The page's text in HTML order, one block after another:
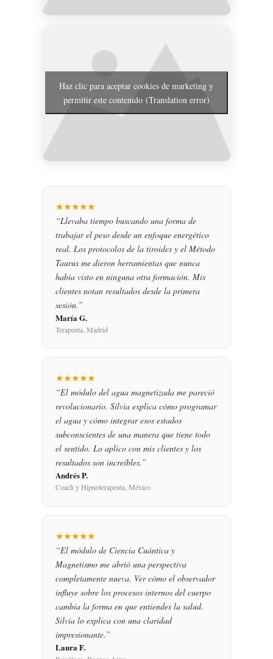
Haz clic para aceptar cookies de marketing y
permitir este contenido (Translation error)
★★★★★
“Llevaba tiempo buscando una forma de
trabajar el peso desde un enfoque energético
real. Los protocolos de la tiroides y el Método
Taurus me dieron herramientas que nunca
había visto en ninguna otra formación. Mis
clientes notan resultados desde la primera
sesión.”
María G.
Terapeuta, Madrid
★★★★★
“El módulo del agua magnetizada me pareció
revolucionario. Silvia explica cómo programar
el agua y cómo integrar esos estados
subconscientes de una manera que tiene todo
el sentido. Lo aplico con mis clientes y los
resultados son increíbles.”
Andrés P.
Coach y Hipnoterapeuta, México
★★★★★
“El módulo de Ciencia Cuántica y
Magnetismo me abrió una perspectiva
completamente nueva. Ver cómo el observador
influye sobre los procesos internos del cuerpo
cambia la forma en que entiendes la salud.
Silvia lo explica con una claridad
impresionante.”
Laura F.